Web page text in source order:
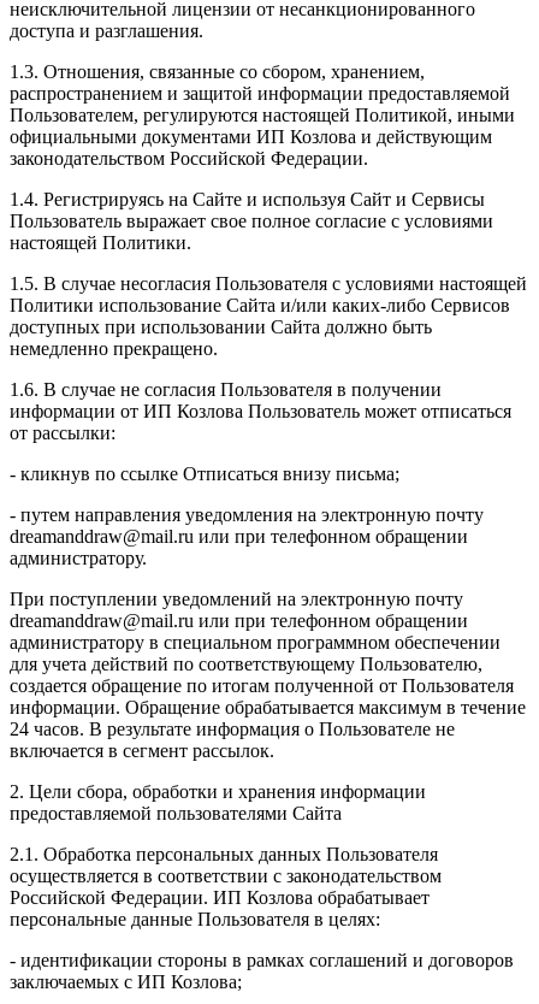
неисключительной лицензии от несанкционированного
доступа и разглашения.
1.3. Отношения, связанные со сбором, хранением,
распространением и защитой информации предоставляемой
Пользователем, регулируются настоящей Политикой, иными
официальными документами ИП Козловa и действующим
законодательством Российской Федерации.
1.4. Регистрируясь на Сайте и используя Сайт и Сервисы
Пользователь выражает свое полное согласие с условиями
настоящей Политики.
1.5. В случае несогласия Пользователя с условиями настоящей
Политики использование Сайта и/или каких-либо Сервисов
доступных при использовании Сайта должно быть
немедленно прекращено.
1.6. В случае не согласия Пользователя в получении
информации от ИП Козлова Пользователь может отписаться
от рассылки:
- кликнув по ссылке Отписаться внизу письма;
- путем направления уведомления на электронную почту
dreamanddraw@mail.ru или при телефонном обращении
администратору.
При поступлении уведомлений на электронную почту
dreamanddraw@mail.ru или при телефонном обращении
администратору в специальном программном обеспечении
для учета действий по соответствующему Пользователю,
создается обращение по итогам полученной от Пользователя
информации. Обращение обрабатывается максимум в течение
24 часов. В результате информация о Пользователе не
включается в сегмент рассылок.
2. Цели сбора, обработки и хранения информации
предоставляемой пользователями Сайта
2.1. Обработка персональных данных Пользователя
осуществляется в соответствии с законодательством
Российской Федерации. ИП Козловa обрабатывает
персональные данные Пользователя в целях:
- идентификации стороны в рамках соглашений и договоров
заключаемых с ИП Козлова;